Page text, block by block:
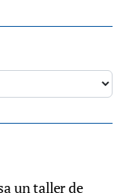
un taller de